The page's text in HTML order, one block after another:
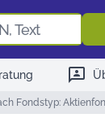
3p
Fondstyp: